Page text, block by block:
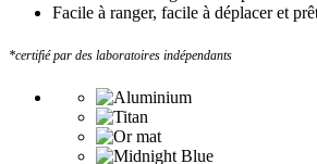
Facile à ranger, facile à déplacer et
*certifié par des laboratoires indépendants